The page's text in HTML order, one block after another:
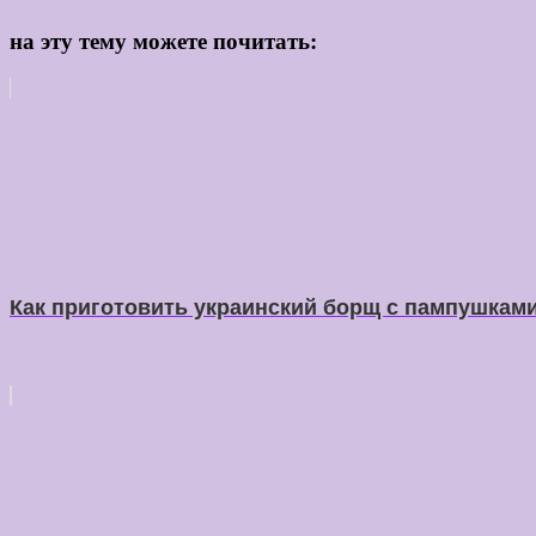
на эту тему можете почитать:
Как приготовить украинский борщ с